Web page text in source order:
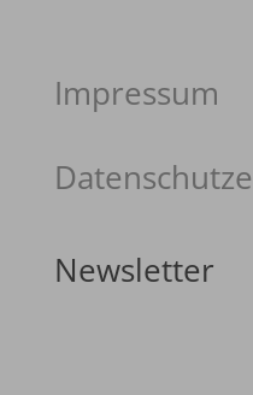
Impressum
Newsletter